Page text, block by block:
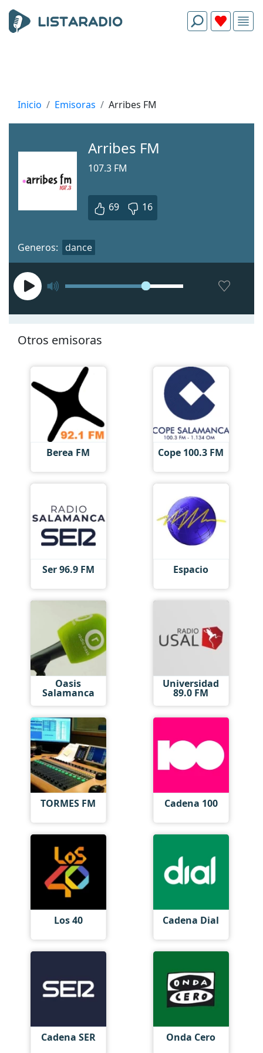
Inicio Emisoras Arribes FM
Arribes FM
107.3 FM
69 16
Generos: dance
Otros emisoras
Berea FM Cope 100.3 FM
Ser 96.9 FM Espacio
Oasis
Salamanca
Universidad
89.0 FM
TORMES FM Cadena 100
Los 40 Cadena Dial
Cadena SER Onda Cero